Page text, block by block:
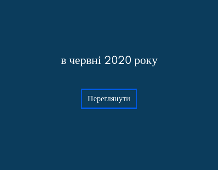
в червні 2020 року
Переглянути